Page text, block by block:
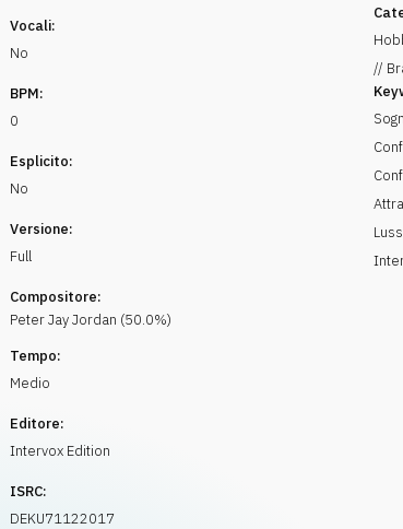
Vocali:
No
BPM:
0
Esplicito:
No
Versione:
Full
Compositore:
Peter JayJordan (50.0%)
Tempo:
Medio
Editore:
Intervox Edition
ISRC:
DEKU71122017
//